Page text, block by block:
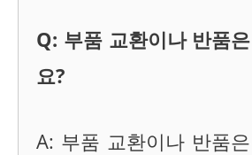
Q: 부품 교환이나 반품
요?
A: 부품 교환이나 반품